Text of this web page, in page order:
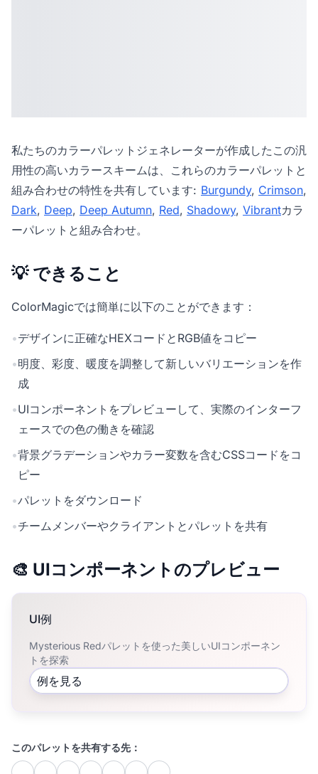
私たちのカラーパレットジェネレーターが作成したこの汎
用性の高いカラースキームは、これらのカラーパレットと
組み合わせの特性を共有しています: Burgundy, Crimson,
Dark, Deep, Deep Autumn, Red, Shadowy, Vibrantカラ
ーパレットと組み合わせ。
💡 できること
ColorMagicでは簡単に以下のことができます：
•デザインに正確なHEXコードとRGB値をコピー
•明度、彩度、暖度を調整して新しいバリエーションを作
成
•UIコンポーネントをプレビューして、実際のインターフ
ェースでの色の働きを確認
•背景グラデーションやカラー変数を含むCSSコードをコ
ピー
•パレットをダウンロード
•チームメンバーやクライアントとパレットを共有
🎨 UIコンポーネントのプレビュー
UI例
Mysterious Redパレットを使った美しいUIコンポーネン
トを探索
例を見る
このパレットを共有する先：